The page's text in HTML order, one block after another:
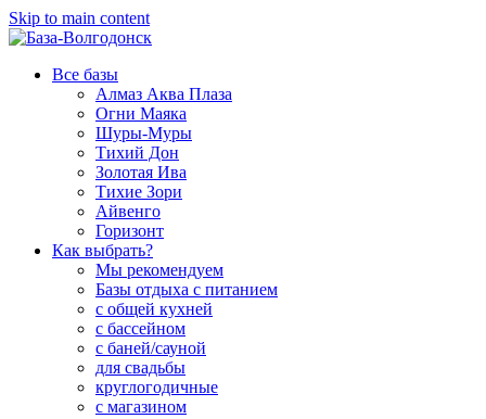
Skip to main content
Все базы
Алмаз Аква Плаза
Огни Маяка
Шуры-Муры
Тихий Дон
Золотая Ива
Тихие Зори
Айвенго
Горизонт
Как выбрать?
Мы рекомендуем
Базы отдыха с питанием
с общей кухней
с бассейном
с баней/сауной
для свадьбы
круглогодичные
с магазином